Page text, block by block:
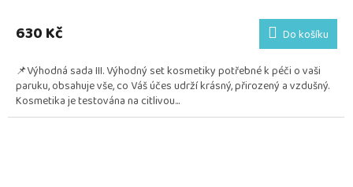
produktu
je
z
5
hvězdiček.
630 Kč Do košíku
📌Výhodná sada III. Výhodný set kosmetiky potřebné k péči o vaši
paruku, obsahuje vše, co Váš účes udrží krásný, přirozený a vzdušný.
Kosmetika je testována na citlivou...